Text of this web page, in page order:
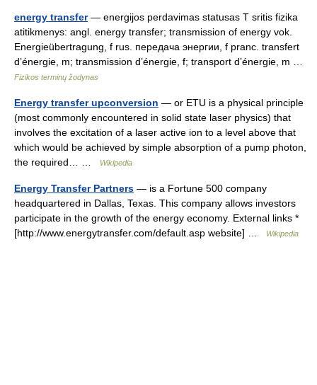
energy transfer— energijos perdavimas statusas T sritis fizika
atitikmenys: angl. energy transfer; transmission of energy vok.
Energieübertragung, f rus. передача энергии, f pranc. transfert
d’énergie, m; transmission d’énergie, f; transport d’énergie, m …
Fizikos terminų žodynas
Energy transfer upconversion — or ETU is a physical principle
(most commonly encountered in solid state laser physics) that
involves the excitation of a laser active ion to a level above that
which would be achieved by simple absorption of a pump photon,
the required… …
Wikipedia
Energy Transfer Partners — is a Fortune 500 company
headquartered in Dallas, Texas. This company allows investors
participate in the growth of the energy economy. External links *
[http://www.energytransfer.com/default.asp website] …
Wikipedia